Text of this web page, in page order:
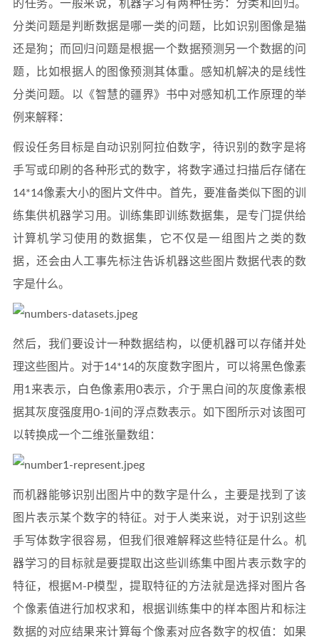
的任务。一般来说，机器学习有两种任务：分类和回归。
分类问题是判断数据是哪一类的问题，比如识别图像是猫
还是狗；而回归问题是根据一个数据预测另一个数据的问
题，比如根据人的图像预测其体重。感知机解决的是线性
分类问题。以《智慧的疆界》书中对感知机工作原理的举
例来解释：
假设任务目标是自动识别阿拉伯数字，待识别的数字是将
手写或印刷的各种形式的数字，将数字通过扫描后存储在
14*14像素大小的图片文件中。首先，要准备类似下图的训
练集供机器学习用。训练集即训练数据集，是专门提供给
计算机学习使用的数据集，它不仅是一组图片之类的数
据，还会由人工事先标注告诉机器这些图片数据代表的数
字是什么。
然后，我们要设计一种数据结构，以便机器可以存储并处
理这些图片。对于14*14的灰度数字图片，可以将黑色像素
用1来表示，白色像素用0表示，介于黑白间的灰度像素根
据其灰度强度用0-1间的浮点数表示。如下图所示对该图可
以转换成一个二维张量数组：
而机器能够识别出图片中的数字是什么，主要是找到了该
图片表示某个数字的特征。对于人类来说，对于识别这些
手写体数字很容易，但我们很难解释这些特征是什么。机
器学习的目标就是要提取出这些训练集中图片表示数字的
特征，根据M-P模型，提取特征的方法就是选择对图片各
个像素值进行加权求和，根据训练集中的样本图片和标注
数据的对应结果来计算每个像素对应各数字的权值：如果